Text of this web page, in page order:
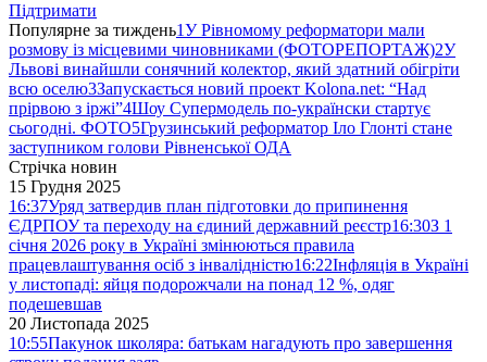
Підтримати
Популярне за тиждень1У Рівномому реформатори мали
розмову із місцевими чиновниками (ФОТОРЕПОРТАЖ)2У
Львові винайшли сонячний колектор, який здатний обігріти
всю оселю3Запускається новий проект Kolona.net: “Над
прірвою з іржі”4Шоу Супермодель по-українски стартує
сьогодні. ФОТО5Грузинський реформатор Іло Глонті стане
заступником голови Рівненської ОДА
Стрічка новин
15 Грудня 2025
16:37Уряд затвердив план підготовки до припинення
ЄДРПОУ та переходу на єдиний державний реєстр16:30З 1
січня 2026 року в Україні змінюються правила
працевлаштування осіб з інвалідністю16:22Інфляція в Україні
у листопаді: яйця подорожчали на понад 12 %, одяг
подешевшав
20 Листопада 2025
10:55Пакунок школяра: батькам нагадують про завершення